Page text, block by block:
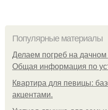
Популярные материалы
Делаем погреб на дачном
Общая информация по
Квартира для певицы:
акцентами.